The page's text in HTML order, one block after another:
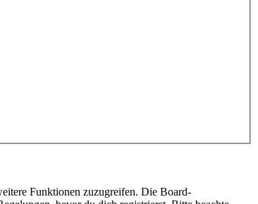
Funktionen zuzugreifen. Die Board-